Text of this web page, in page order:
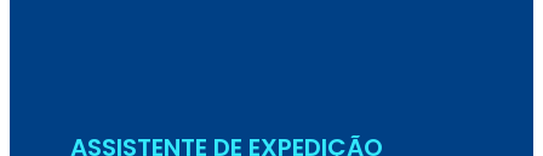
ASSISTENTE DE EXPEDIÇÃO